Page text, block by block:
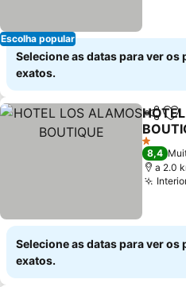
Escolha popular
Selecione as datas para ver os
exatos.
Partilhar
1 Estrelas
8,4
a 2.0
Selecione as datas para ver os
exatos.